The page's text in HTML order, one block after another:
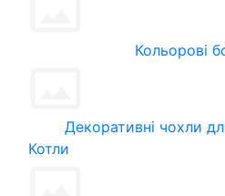
Кольорові
Декоративні чохли
Котли